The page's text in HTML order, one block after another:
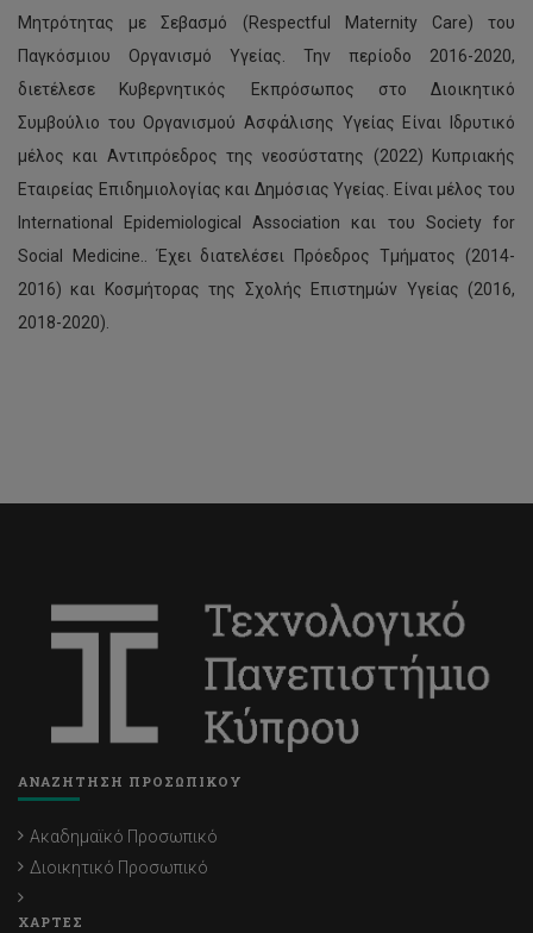
Μητρότητας με Σεβασμό (Respectful Maternity Care) του
Παγκόσμιου Οργανισμό Υγείας. Την περίοδο 2016-2020,
διετέλεσε Κυβερνητικός Εκπρόσωπος στο Διοικητικό
Συμβούλιο του Οργανισμού Ασφάλισης Υγείας Είναι Ιδρυτικό
μέλος και Αντιπρόεδρος της νεοσύστατης (2022) Κυπριακής
Εταιρείας Επιδημιολογίας και Δημόσιας Υγείας. Είναι μέλος του
International Epidemiological Association και του Society for
Social Medicine.. Έχει διατελέσει Πρόεδρος Τμήματος (2014-
2016) και Κοσμήτορας της Σχολής Επιστημών Υγείας (2016,
2018-2020).
ΑΝΑΖΗΤΗΣΗ ΠΡΟΣΩΠΙΚΟΥ
Ακαδημαϊκό Προσωπικό
Διοικητικό Προσωπικό
ΧΑΡΤΕΣ